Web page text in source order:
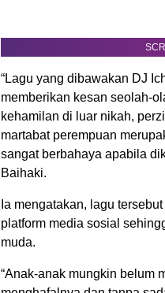
“Lagu yang dibawakan DJ
memberikan kesan seolah-
kehamilan di luar nikah,
martabat perempuan
sangat berbahaya apabila
Baihaki.
Ia mengatakan, lagu
platform media sosial
muda.
“Anak-anak mungkin belum